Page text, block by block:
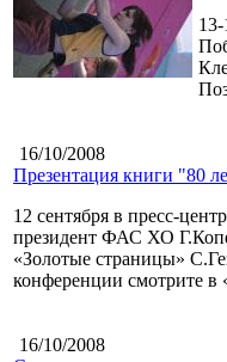
16/10/2008
Презентация книги "80
12 сентября в пресс-
президент ФАС ХО
«Золотые страницы»
конференции смотрите в
16/10/2008